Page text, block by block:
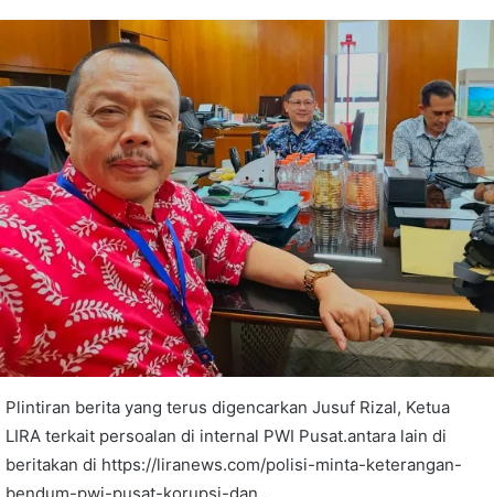
Plintiran berita yang terus digencarkan Jusuf Rizal, Ketua
LIRA terkait persoalan di internal PWI Pusat.antara lain di
beritakan di https://liranews.com/polisi-minta-keterangan-